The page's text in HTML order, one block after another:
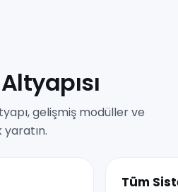
gelişmiş modüller ve
Tüm